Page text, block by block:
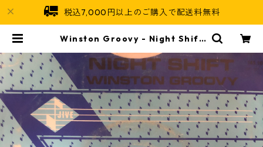
税込7,000円以上のご購入で配送料無料
Winston Groovy ‎- Night Shift